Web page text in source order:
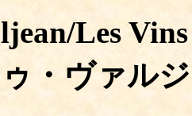
Les
・ヴァル